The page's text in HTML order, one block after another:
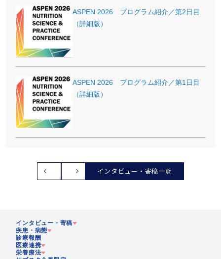
ASPEN 2026 プログラム紹介／第2日目
（詳細版）
ASPEN 2026 プログラム紹介／第1日目
（詳細版）
インタビュー・寄稿一覧
インタビュー・寄稿
疾患・病態
診療報酬
医療連携
栄養療法